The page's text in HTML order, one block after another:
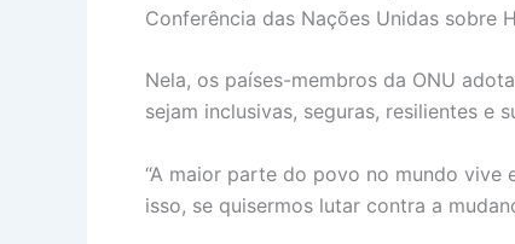
Conferência das Nações Unidas sobre
Nela, os países-membros da ONU
sejam inclusivas, seguras, resilientes e
“A maior parte do povo no mundo vive
isso, se quisermos lutar contra a